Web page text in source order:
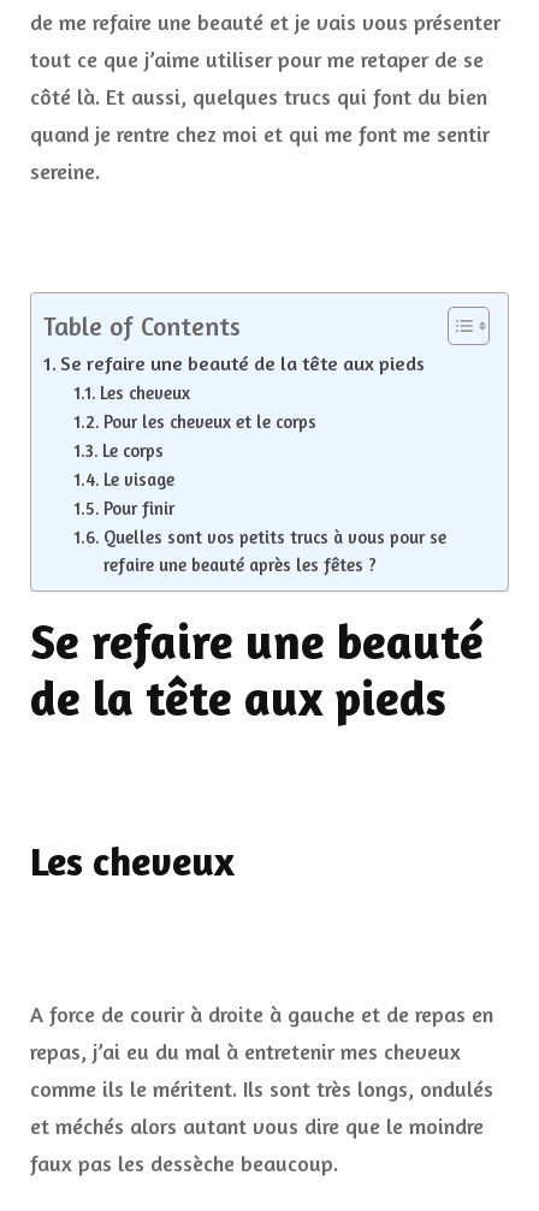
de me refaire une beauté et je vais vous présenter
tout ce que j’aime utiliser pour me retaper de se
côté là. Et aussi, quelques trucs qui font du bien
quand je rentre chez moi et qui me font me sentir
sereine.
Table of Contents
Se refaire une beauté de la tête aux pieds
Les cheveux
Pour les cheveux et le corps
Le corps
Le visage
Pour finir
Quelles sont vos petits trucs à vous pour se
refaire une beauté après les fêtes ?
Se refaire une beauté
de la tête aux pieds
Les cheveux
A force de courir à droite à gauche et de repas en
repas, j’ai eu du mal à entretenir mes cheveux
comme ils le méritent. Ils sont très longs, ondulés
et méchés alors autant vous dire que le moindre
faux pas les dessèche beaucoup.